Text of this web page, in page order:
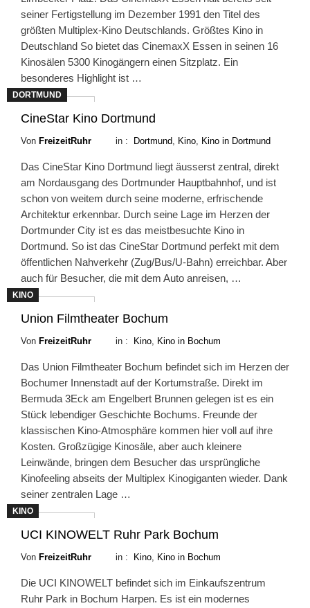
seiner Fertigstellung im Dezember 1991 den Titel des
größten Multiplex-Kino Deutschlands. Größtes Kino in
Deutschland So bietet das CinemaxX Essen in seinen 16
Kinosälen 5300 Kinogängern einen Sitzplatz. Ein
besonderes Highlight ist …
DORTMUND
CineStar Kino Dortmund
Von FreizeitRuhr in : Dortmund, Kino, Kino in Dortmund
Das CineStar Kino Dortmund liegt äusserst zentral, direkt
am Nordausgang des Dortmunder Hauptbahnhof, und ist
schon von weitem durch seine moderne, erfrischende
Architektur erkennbar. Durch seine Lage im Herzen der
Dortmunder City ist es das meistbesuchte Kino in
Dortmund. So ist das CineStar Dortmund perfekt mit dem
öffentlichen Nahverkehr (Zug/Bus/U-Bahn) erreichbar. Aber
auch für Besucher, die mit dem Auto anreisen, …
KINO
Union Filmtheater Bochum
Von FreizeitRuhr in : Kino, Kino in Bochum
Das Union Filmtheater Bochum befindet sich im Herzen der
Bochumer Innenstadt auf der Kortumstraße. Direkt im
Bermuda 3Eck am Engelbert Brunnen gelegen ist es ein
Stück lebendiger Geschichte Bochums. Freunde der
klassischen Kino-Atmosphäre kommen hier voll auf ihre
Kosten. Großzügige Kinosäle, aber auch kleinere
Leinwände, bringen dem Besucher das ursprüngliche
Kinofeeling abseits der Multiplex Kinogiganten wieder. Dank
seiner zentralen Lage …
KINO
UCI KINOWELT Ruhr Park Bochum
Von FreizeitRuhr in : Kino, Kino in Bochum
Die UCI KINOWELT befindet sich im Einkaufszentrum
Ruhr Park in Bochum Harpen. Es ist ein modernes